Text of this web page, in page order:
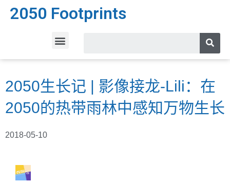
2050 Footprints
2050生长记 | 影像接龙-Lili：在
2050的热带雨林中感知万物生长
2018-05-10